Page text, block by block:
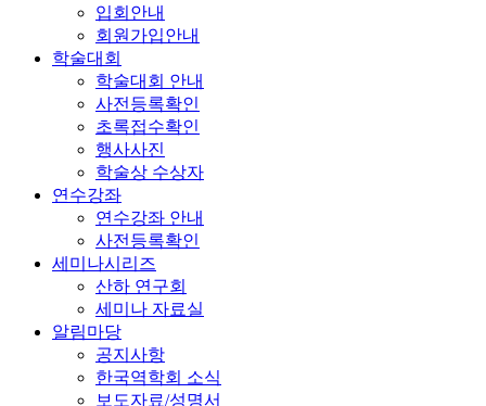
입회안내
회원가입안내
학술대회
학술대회 안내
사전등록확인
초록접수확인
행사사진
학술상 수상자
연수강좌
연수강좌 안내
사전등록확인
세미나시리즈
산하 연구회
세미나 자료실
알림마당
공지사항
한국역학회 소식
보도자료/성명서